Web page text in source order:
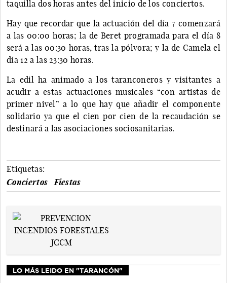
taquilla dos horas antes del inicio de los conciertos.
Hay que recordar que la actuación del día 7 comenzará
a las 00:00 horas; la de Beret programada para el día 8
será a las 00:30 horas, tras la pólvora; y la de Camela el
día 12 a las 23:30 horas.
La edil ha animado a los taranconeros y visitantes a
acudir a estas actuaciones musicales “con artistas de
primer nivel” a lo que hay que añadir el componente
solidario ya que el cien por cien de la recaudación se
destinará a las asociaciones sociosanitarias.
Etiquetas:
Conciertos
Fiestas
LO MÁS LEIDO EN "TARANCÓN"